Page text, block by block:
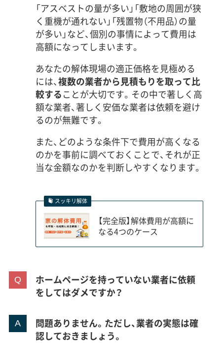
「アスベストの量が多い」「敷地の周囲が狭
く重機が通れない」「残置物（不用品）の量
が多い」など、個別の事情によって費用は
高額になってしまいます。
あなたの解体現場の適正価格を見極める
には、複数の業者から見積もりを取って比
較することが大切です。その中で著しく高
額な業者、著しく安価な業者は依頼を避け
るのが無難です。
また、どのような条件下で費用が高くなる
のかを事前に調べておくことで、それが正
当な金額なのかを判断しやすくなります。
スッキリ解体
【完全版】解体費用が高額に
なる4つのケース
ホームページを持っていない業者に依頼
をしてはダメですか？
問題ありません。ただし、業者の実態は確
認しておきましょう。